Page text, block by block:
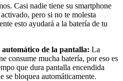
Casi nadie tiene su smartphone
pero si no te molesta
esto ayudará a la batería de tu
de la pantalla: La
consume mucha batería, por eso es
que dura pantalla encendida
se bloquea automáticamente.